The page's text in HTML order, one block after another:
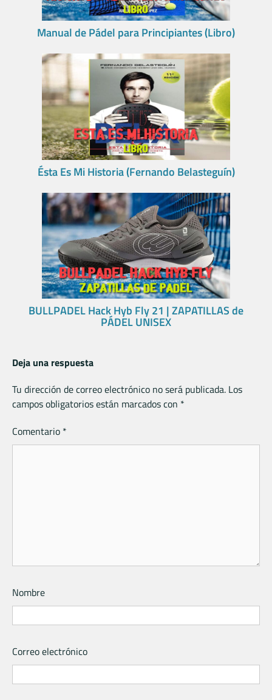
Manual de Pádel para Principiantes (Libro)
Ésta Es Mi Historia (Fernando Belasteguín)
BULLPADEL Hack Hyb Fly 21 | ZAPATILLAS de
PÁDEL UNISEX
Deja una respuesta
Tu dirección de correo electrónico no será publicada. Los
campos obligatorios están marcados con *
Comentario *
Nombre
Correo electrónico